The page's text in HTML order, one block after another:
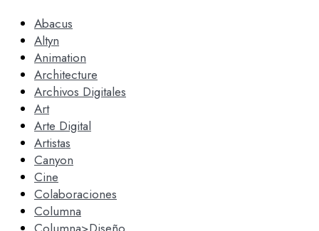
Abacus
Altyn
Animation
Architecture
Archivos Digitales
Art
Arte Digital
Artistas
Canyon
Cine
Colaboraciones
Columna